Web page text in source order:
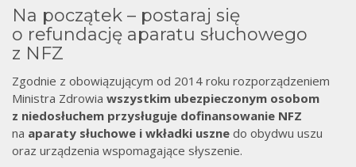
Na początek – postaraj się
o refundację aparatu słuchowego
z NFZ
Zgodnie z obowiązującym od 2014 roku rozporządzeniem
Ministra Zdrowia wszystkim ubezpieczonym osobom
z niedosłuchem przysługuje dofinansowanie NFZ
na aparaty słuchowe i wkładki uszne do obydwu uszu
oraz urządzenia wspomagające słyszenie.